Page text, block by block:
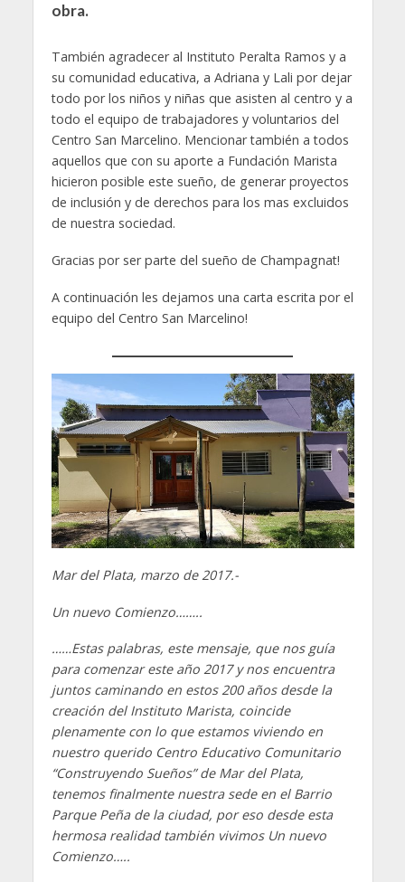
obra.
También agradecer al Instituto Peralta Ramos y a
su comunidad educativa, a Adriana y Lali por dejar
todo por los niños y niñas que asisten al centro y a
todo el equipo de trabajadores y voluntarios del
Centro San Marcelino. Mencionar también a todos
aquellos que con su aporte a Fundación Marista
hicieron posible este sueño, de generar proyectos
de inclusión y de derechos para los mas excluidos
de nuestra sociedad.
Gracias por ser parte del sueño de Champagnat!
A continuación les dejamos una carta escrita por el
equipo del Centro San Marcelino!
Mar del Plata, marzo de 2017.-
Un nuevo Comienzo……..
……Estas palabras, este mensaje, que nos guía
para comenzar este año 2017 y nos encuentra
juntos caminando en estos 200 años desde la
creación del Instituto Marista, coincide
plenamente con lo que estamos viviendo en
nuestro querido Centro Educativo Comunitario
“Construyendo Sueños” de Mar del Plata,
tenemos finalmente nuestra sede en el Barrio
Parque Peña de la ciudad, por eso desde esta
hermosa realidad también vivimos Un nuevo
Comienzo…..